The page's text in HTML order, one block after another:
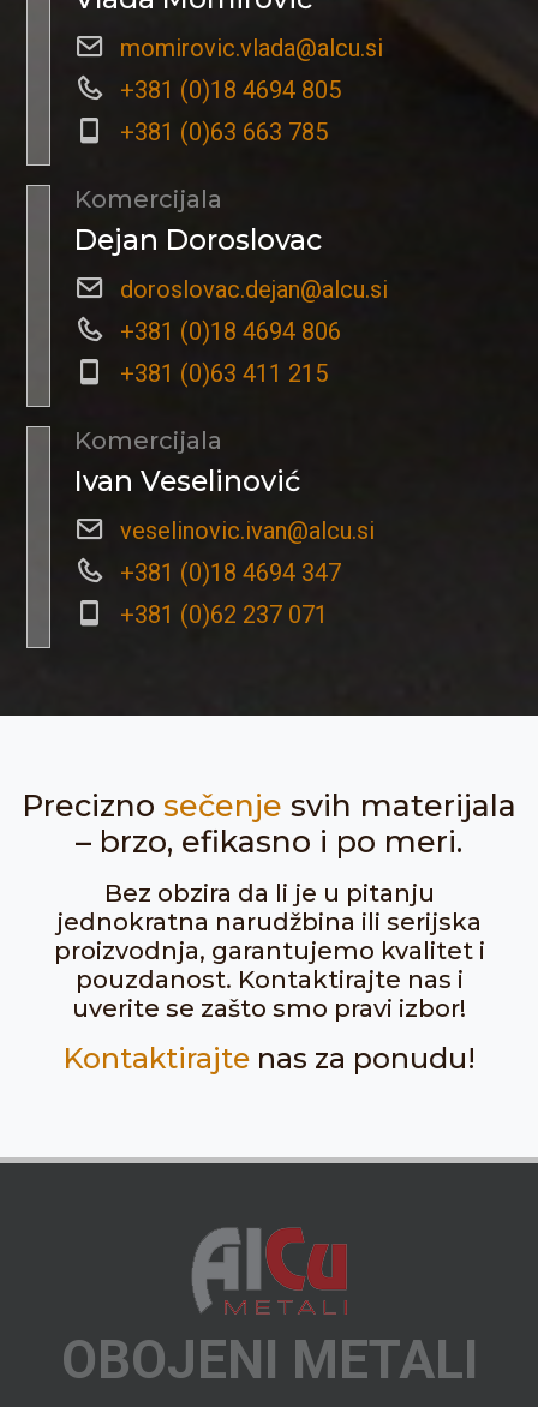
momirovic.vlada@alcu.si
+381 (0)18 4694 805
+381 (0)63 663 785
Komercijala
Dejan Doroslovac
doroslovac.dejan@alcu.si
+381 (0)18 4694 806
+381 (0)63 411 215
Komercijala
Ivan Veselinović
veselinovic.ivan@alcu.si
+381 (0)18 4694 347
+381 (0)62 237 071
Precizno sečenje svih materijala
– brzo, efikasno i po meri.
Bez obzira da li je u pitanju
jednokratna narudžbina ili serijska
proizvodnja, garantujemo kvalitet i
pouzdanost. Kontaktirajte nas i
uverite se zašto smo pravi izbor!
Kontaktirajtenas za ponudu!
OBOJENI METALI